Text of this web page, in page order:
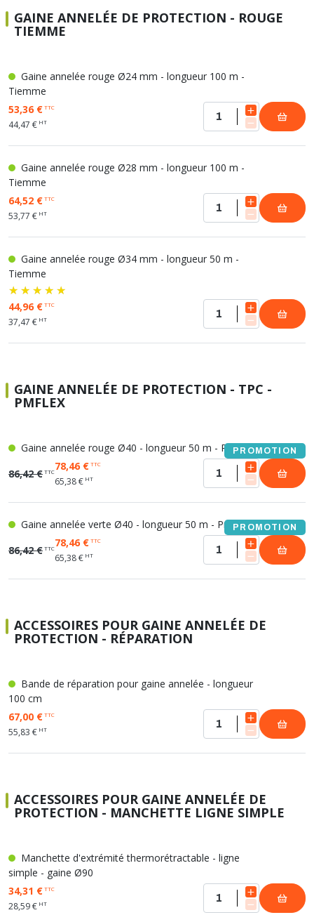
GAINE ANNELÉE DE PROTECTION - ROUGE
TIEMME
Gaine annelée rouge Ø24 mm - longueur 100 m -
Tiemme
53,36 €TTC
44,47 € HT
Gaine annelée rouge Ø28 mm - longueur 100 m -
Tiemme
64,52 €TTC
53,77 € HT
Gaine annelée rouge Ø34 mm - longueur 50 m -
Tiemme
44,96 €TTC
37,47 € HT
GAINE ANNELÉE DE PROTECTION - TPC -
PMFLEX
Gaine annelée rouge Ø40 - longueur 50 m - PmflexPROMOTION
86,42 €TTC78,46 €TTC
65,38 € HT
Gaine annelée verte Ø40 - longueur 50 m - PmflexPROMOTION
86,42 €TTC78,46 €TTC
65,38 € HT
ACCESSOIRES POUR GAINE ANNELÉE DE
PROTECTION - RÉPARATION
Bande de réparation pour gaine annelée - longueur
100 cm
67,00 €TTC
55,83 € HT
ACCESSOIRES POUR GAINE ANNELÉE DE
PROTECTION - MANCHETTE LIGNE SIMPLE
Manchette d'extrémité thermorétractable - ligne
simple - gaine Ø90
34,31 €TTC
28,59 € HT